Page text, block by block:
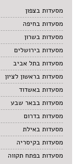
מרקים
מתוקים
סיני
סנדוויץ' בר
פאב
מסעדות בצפון
מסעדות בחיפה
מסעדות בשרון
מסעדות בירושלים
מסעדות בתל אביב
מסעדות בראשון לציון
מסעדות באשדוד
מסעדות בבאר שבע
מסעדות בדרום
מסעדות באילת
מסעדות בקיסריה
מסעדות בפתח תקווה